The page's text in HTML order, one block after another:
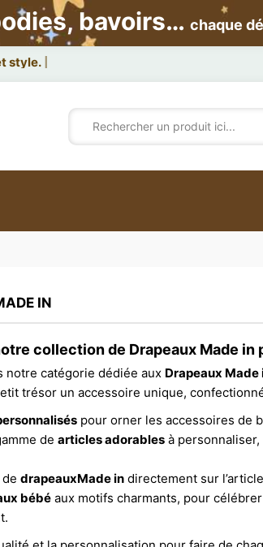
bavoirs… chaque
IN
collection de Drapeaux Made in
notre catégorie dédiée aux Drapeaux Made
trésor un accessoire unique,
pour orner les accessoires de
de articles adorablesà personnaliser,
drapeauxMade indirectement sur
bébéaux motifs charmants, pour